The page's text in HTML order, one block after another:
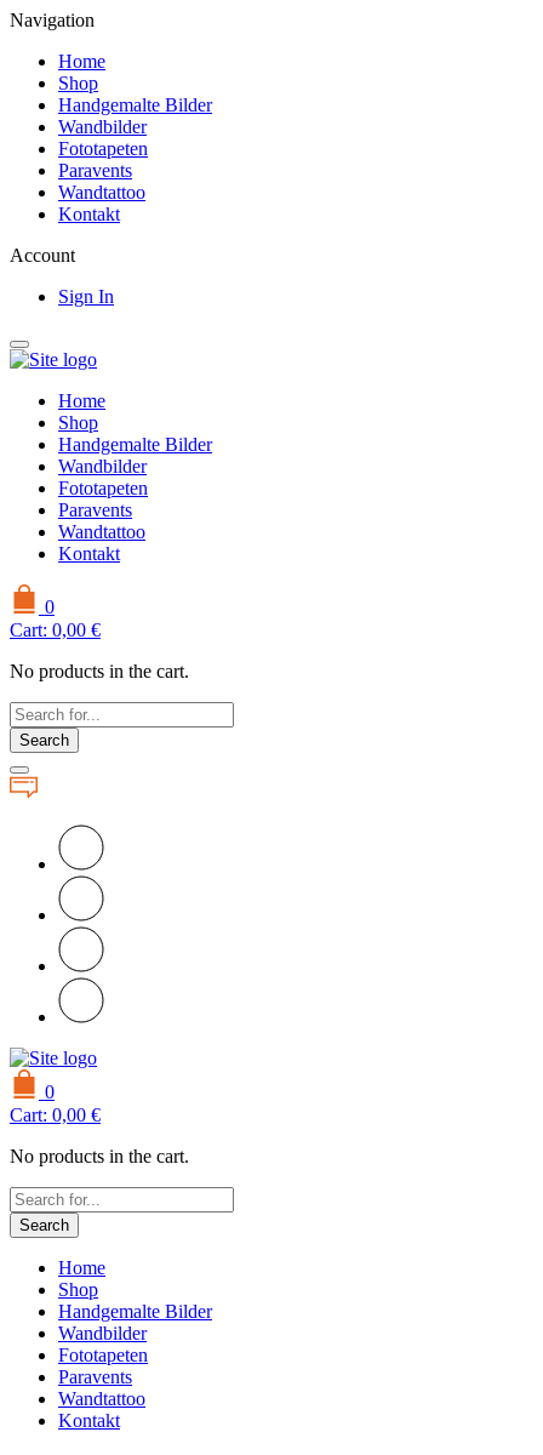
Navigation
Home
Shop
Handgemalte Bilder
Wandbilder
Fototapeten
Paravents
Wandtattoo
Kontakt
Account
Sign In
Home
Shop
Handgemalte Bilder
Wandbilder
Fototapeten
Paravents
Wandtattoo
Kontakt
0
Cart: 0,00 €
No products in the cart.
Search
0
Cart: 0,00 €
No products in the cart.
Search
Home
Shop
Handgemalte Bilder
Wandbilder
Fototapeten
Paravents
Wandtattoo
Kontakt